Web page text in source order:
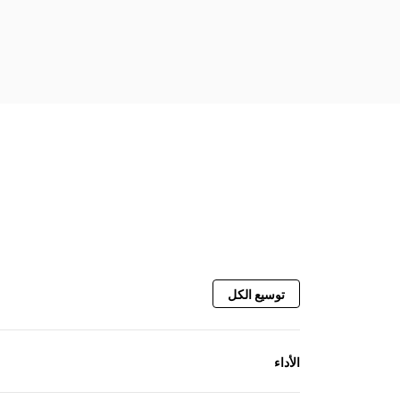
توسيع الكل
الأداء